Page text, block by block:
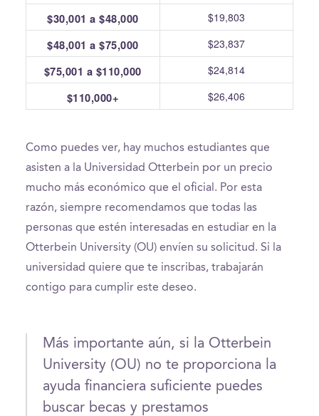
$30,001 a $48,000 $19,803
$48,001 a $75,000 $23,837
$75,001 a $110,000 $24,814
$110,000+ $26,406
Como puedes ver, hay muchos estudiantes que
asisten a la Universidad Otterbein por un precio
mucho más económico que el oficial. Por esta
razón, siempre recomendamos que todas las
personas que estén interesadas en estudiar en la
Otterbein University (OU) envíen su solicitud. Si la
universidad quiere que te inscribas, trabajarán
contigo para cumplir este deseo.
Más importante aún, si la Otterbein
University (OU) no te proporciona la
ayuda financiera suficiente puedes
buscar becas y prestamos